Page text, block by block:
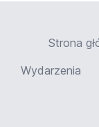
Strona
Wydarzenia